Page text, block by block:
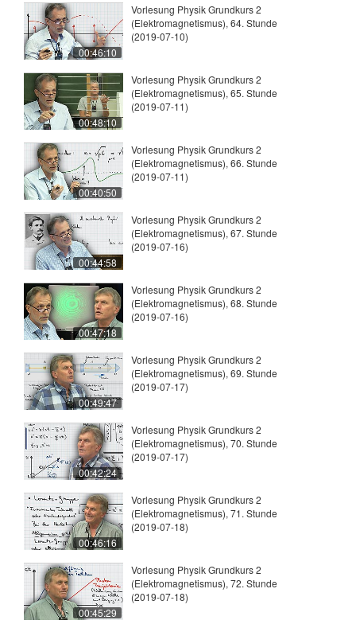
00:46:10
Vorlesung Physik Grundkurs 2
(Elektromagnetismus), 64. Stunde
(2019-07-10)
00:48:10
Vorlesung Physik Grundkurs 2
(Elektromagnetismus), 65. Stunde
(2019-07-11)
00:40:50
Vorlesung Physik Grundkurs 2
(Elektromagnetismus), 66. Stunde
(2019-07-11)
00:44:58
Vorlesung Physik Grundkurs 2
(Elektromagnetismus), 67. Stunde
(2019-07-16)
00:47:18
Vorlesung Physik Grundkurs 2
(Elektromagnetismus), 68. Stunde
(2019-07-16)
00:49:47
Vorlesung Physik Grundkurs 2
(Elektromagnetismus), 69. Stunde
(2019-07-17)
00:42:24
Vorlesung Physik Grundkurs 2
(Elektromagnetismus), 70. Stunde
(2019-07-17)
00:46:16
Vorlesung Physik Grundkurs 2
(Elektromagnetismus), 71. Stunde
(2019-07-18)
00:45:29
Vorlesung Physik Grundkurs 2
(Elektromagnetismus), 72. Stunde
(2019-07-18)